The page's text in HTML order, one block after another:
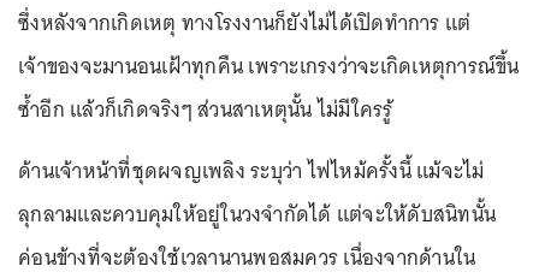
ซึ่งหลังจากเกิดเหตุ ทางโรงงานก็ยังไม่ได้เปิดทำการ แต่
เจ้าของจะมานอนเฝ้าทุกคืน เพราะเกรงว่าจะเกิดเหตุการณ์ขึ้น
ซ้ำอีก แล้วก็เกิดจริงๆ ส่วนสาเหตุนั้น ไม่มีใครรู้
ด้านเจ้าหน้าที่ชุดผจญเพลิง ระบุว่า ไฟไหม้ครั้งนี้ แม้จะไม่
ลุกลามและควบคุมให้อยู่ในวงจำกัดได้ แต่จะให้ดับสนิทนั้น
ค่อนข้างที่จะต้องใช้เวลานานพอสมควร เนื่องจากด้านใน